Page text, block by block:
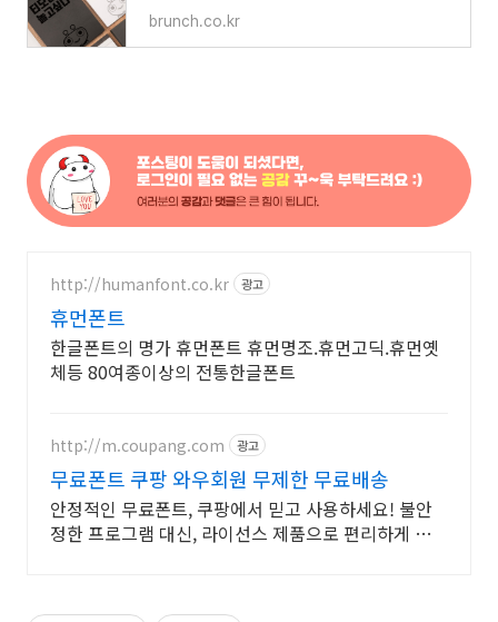
brunch.co.kr
http://humanfont.co.kr 광고
휴먼폰트
한글폰트의 명가 휴먼폰트 휴먼명조.휴먼고딕.휴먼옛
체등 80여종이상의 전통한글폰트
http://m.coupang.com 광고
무료폰트 쿠팡 와우회원 무제한 무료배송
안정적인 무료폰트, 쿠팡에서 믿고 사용하세요! 불안
정한 프로그램 대신, 라이선스 제품으로 편리하게 시작